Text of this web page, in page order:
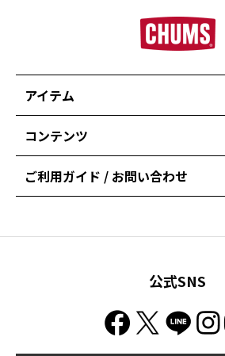
アイテム
コンテンツ
ご利用ガイド / お問い合わせ
公式SNS